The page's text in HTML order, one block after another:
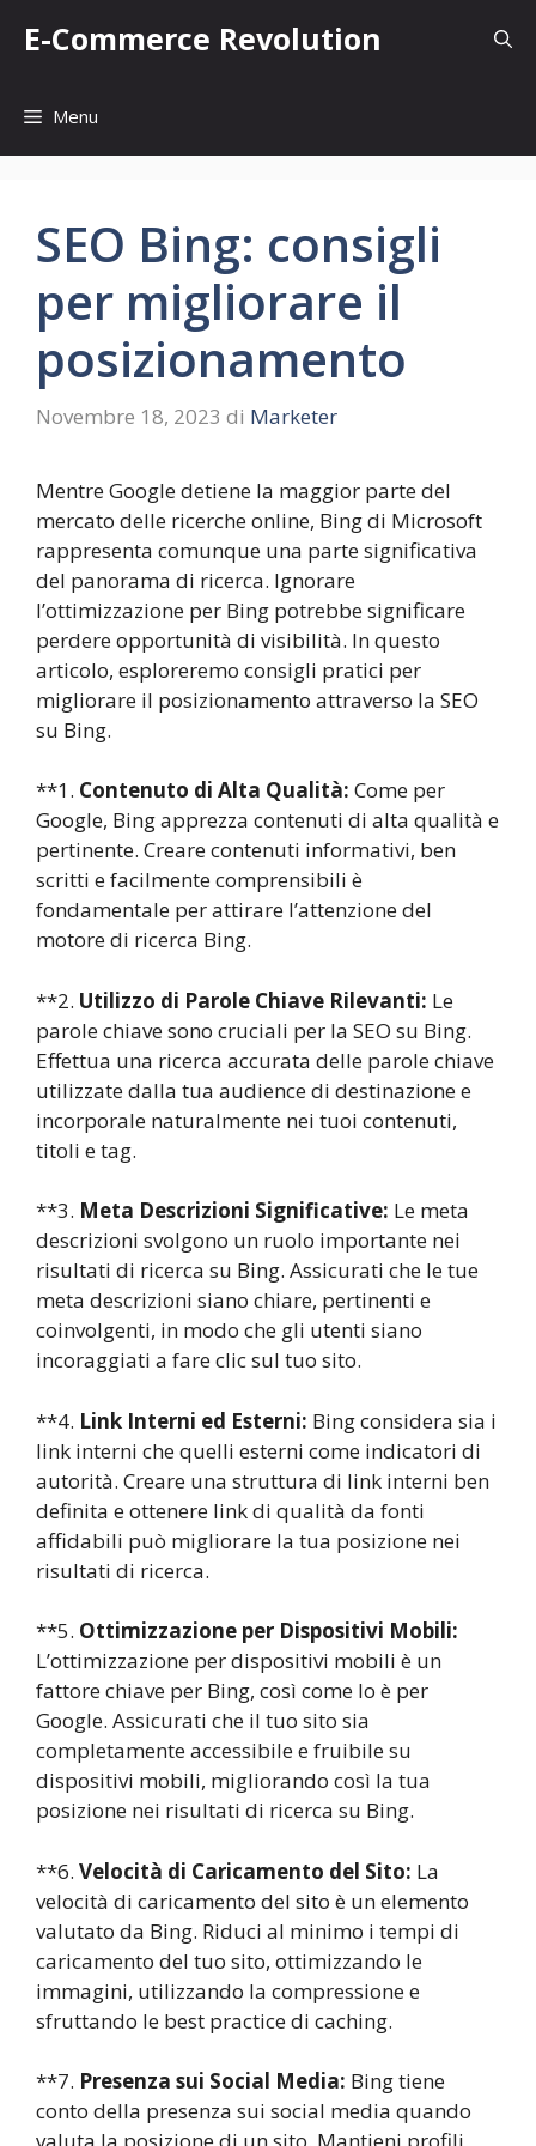
E-Commerce Revolution
Menu
SEO Bing: consigli
per migliorare il
posizionamento
Novembre 18, 2023 di Marketer
Mentre Google detiene la maggior parte del
mercato delle ricerche online, Bing di Microsoft
rappresenta comunque una parte significativa
del panorama di ricerca. Ignorare
l’ottimizzazione per Bing potrebbe significare
perdere opportunità di visibilità. In questo
articolo, esploreremo consigli pratici per
migliorare il posizionamento attraverso la SEO
su Bing.
**1. Contenuto di Alta Qualità: Come per
Google, Bing apprezza contenuti di alta qualità e
pertinente. Creare contenuti informativi, ben
scritti e facilmente comprensibili è
fondamentale per attirare l’attenzione del
motore di ricerca Bing.
**2. Utilizzo di Parole Chiave Rilevanti: Le
parole chiave sono cruciali per la SEO su Bing.
Effettua una ricerca accurata delle parole chiave
utilizzate dalla tua audience di destinazione e
incorporale naturalmente nei tuoi contenuti,
titoli e tag.
**3. Meta Descrizioni Significative: Le meta
descrizioni svolgono un ruolo importante nei
risultati di ricerca su Bing. Assicurati che le tue
meta descrizioni siano chiare, pertinenti e
coinvolgenti, in modo che gli utenti siano
incoraggiati a fare clic sul tuo sito.
**4. Link Interni ed Esterni: Bing considera sia i
link interni che quelli esterni come indicatori di
autorità. Creare una struttura di link interni ben
definita e ottenere link di qualità da fonti
affidabili può migliorare la tua posizione nei
risultati di ricerca.
**5. Ottimizzazione per Dispositivi Mobili:
L’ottimizzazione per dispositivi mobili è un
fattore chiave per Bing, così come lo è per
Google. Assicurati che il tuo sito sia
completamente accessibile e fruibile su
dispositivi mobili, migliorando così la tua
posizione nei risultati di ricerca su Bing.
**6. Velocità di Caricamento del Sito: La
velocità di caricamento del sito è un elemento
valutato da Bing. Riduci al minimo i tempi di
caricamento del tuo sito, ottimizzando le
immagini, utilizzando la compressione e
sfruttando le best practice di caching.
**7. Presenza sui Social Media: Bing tiene
conto della presenza sui social media quando